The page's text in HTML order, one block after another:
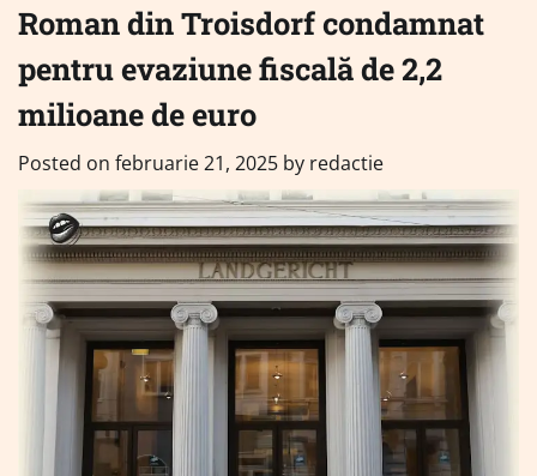
Roman din Troisdorf condamnat
pentru evaziune fiscală de 2,2
milioane de euro
Posted on februarie 21, 2025 by redactie